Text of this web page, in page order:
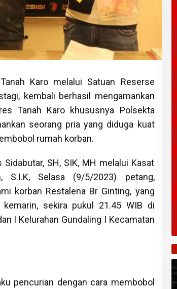
Karo melalui Satuan Reserse
kembali berhasil mengamankan
Tanah Karo khususnya Polsekta
seorang pria yang diduga kuat
rumah korban.
SH, SIK, MH melalui Kasat
S.I.K, Selasa (9/5/2023) petang,
korban Restalena Br Ginting, yang
sekira pukul 21.45 WIB di
I Kelurahan Gundaling I Kecamatan
pencurian dengan cara membobol